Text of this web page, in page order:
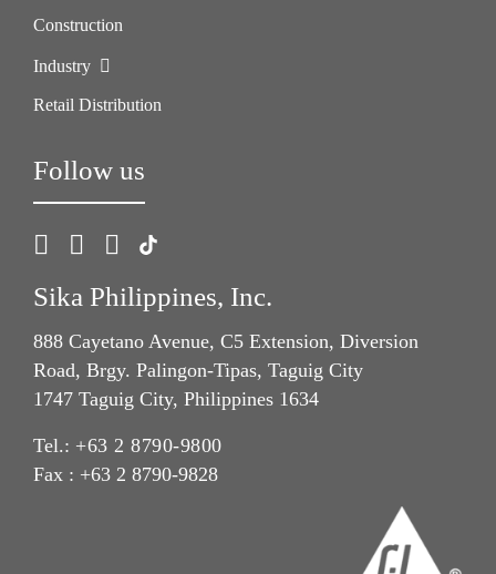
Construction
Industry
Retail Distribution
Follow us
Sika Philippines, Inc.
888 Cayetano Avenue, C5 Extension, Diversion
Road, Brgy. Palingon-Tipas, Taguig City
1747 Taguig City, Philippines 1634
Tel.: +63 2 8790-9800
Fax : +63 2 8790-9828